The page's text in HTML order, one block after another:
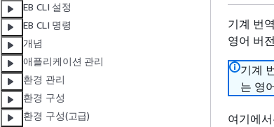
EB CLI 설정
EB CLI 명령
개념
애플리케이션 관리
환경 관리
환경 구성
환경 구성(고급)
기계 번
영어 버
기계
는 영
여기에